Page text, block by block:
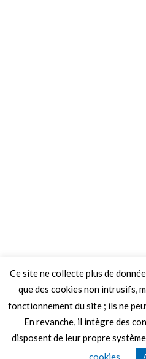
Ce site ne collecte plus de
que des cookies non intrusifs,
fonctionnement du site ; ils ne
En revanche, il intègre des
disposent de leur propre
cookies